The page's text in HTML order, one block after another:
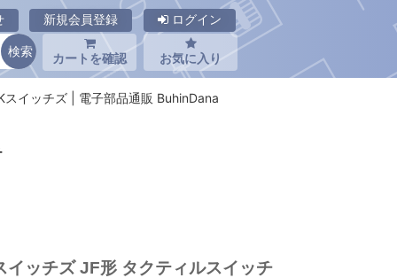
新規会員登録 ログイン
カートを確認 お気に入り
イッチズ | 電子部品通販 BuhinDana
ッチズ JF形 タクティルスイッチ